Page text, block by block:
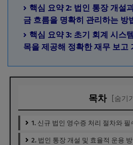
핵심 요약 2: 법인 통장 개설
금 흐름을 명확히 관리하는 방
핵심 요약 3: 초기 회계 시스
목을 제공해 정확한 재무 보고
목차 [숨기
1. 신규 법인 영수증 처리 절차와 필
2. 법인 통장 개설 및 효율적 운용 방